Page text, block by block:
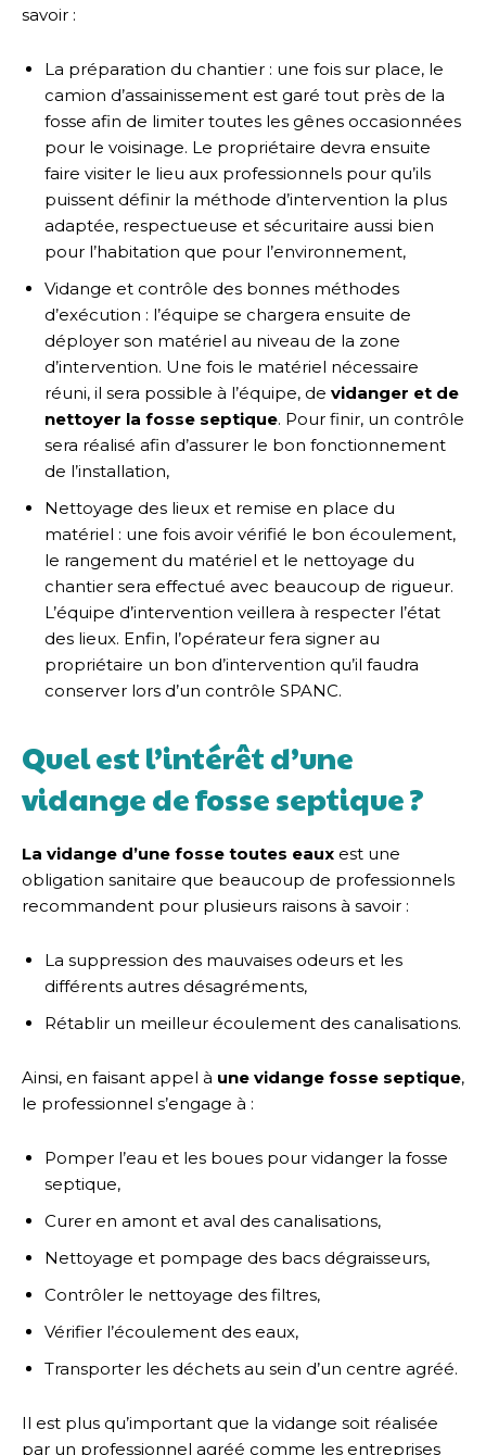
savoir :
La préparation du chantier : une fois sur place, le
camion d’assainissement est garé tout près de la
fosse afin de limiter toutes les gênes occasionnées
pour le voisinage. Le propriétaire devra ensuite
faire visiter le lieu aux professionnels pour qu’ils
puissent définir la méthode d’intervention la plus
adaptée, respectueuse et sécuritaire aussi bien
pour l’habitation que pour l’environnement,
Vidange et contrôle des bonnes méthodes
d’exécution : l’équipe se chargera ensuite de
déployer son matériel au niveau de la zone
d’intervention. Une fois le matériel nécessaire
réuni, il sera possible à l’équipe, de vidanger et de
nettoyer la fosse septique. Pour finir, un contrôle
sera réalisé afin d’assurer le bon fonctionnement
de l’installation,
Nettoyage des lieux et remise en place du
matériel : une fois avoir vérifié le bon écoulement,
le rangement du matériel et le nettoyage du
chantier sera effectué avec beaucoup de rigueur.
L’équipe d’intervention veillera à respecter l’état
des lieux. Enfin, l’opérateur fera signer au
propriétaire un bon d’intervention qu’il faudra
conserver lors d’un contrôle SPANC.
Quel est l’intérêt d’une
vidange de fosse septique ?
La vidange d’une fosse toutes eaux est une
obligation sanitaire que beaucoup de professionnels
recommandent pour plusieurs raisons à savoir :
La suppression des mauvaises odeurs et les
différents autres désagréments,
Rétablir un meilleur écoulement des canalisations.
Ainsi, en faisant appel à une vidange fosse septique,
le professionnel s’engage à :
Pomper l’eau et les boues pour vidanger la fosse
septique,
Curer en amont et aval des canalisations,
Nettoyage et pompage des bacs dégraisseurs,
Contrôler le nettoyage des filtres,
Vérifier l’écoulement des eaux,
Transporter les déchets au sein d’un centre agréé.
Il est plus qu’important que la vidange soit réalisée
par un professionnel agréé comme les entreprises